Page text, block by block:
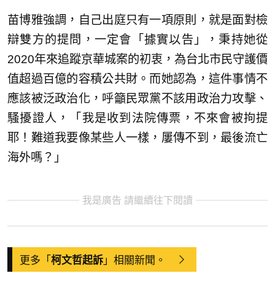
苗博雅強調，自己出庭只有一項原則，就是面對檢
辯雙方的提問，一定會「據實以告」，秉持她從
2020年來追蹤京華城案的初衷，為台北市民守護價
值超過百億的容積公共財。而她認為，這件事情不
應該被泛政治化，呼籲民眾黨不該用政治力攻擊、
騷擾證人，「我是收到法院傳票，不來會被拘提
耶！難道我要像某些人一樣，屢傳不到，最後流亡
海外嗎？」
我是廣告 請繼續往下閱讀
更多「柯文哲起訴」相關新聞。